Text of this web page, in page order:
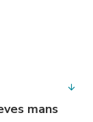
mans